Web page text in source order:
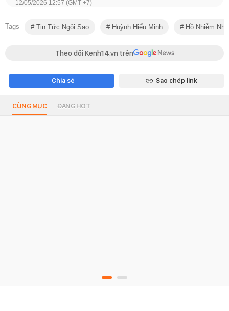
12/05/2026 12:57 (GMT +7)
Tags Tin Tức Ngôi Sao Huỳnh Hiểu Minh Hồ Nhiễm Nhi
Theo dõi Kenh14.vn trên
Chia sẻ Sao chép link
CÙNG MỤC ĐANG HOT